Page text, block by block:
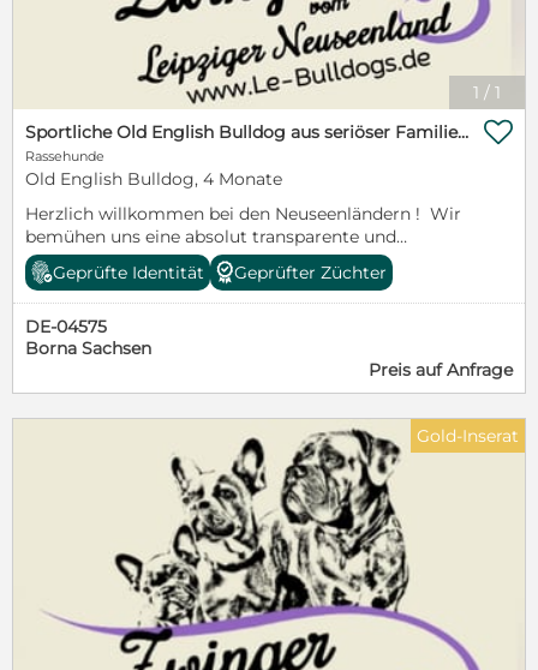
1 / 1
Sportliche Old English Bulldog aus seriöser Familienzucht
Rassehunde
Old English Bulldog, 4 Monate
Herzlich willkommen bei den Neuseenländern ! Wir
bemühen uns eine absolut transparente und
informative Zucht vorzustellen, da wir der Meinung
sind, dass ein seriöser Züchter alles offen darlegen
kann und nichts zu verheimlichen hat. www.Le-
Bulldogs.de Bitte nehmt euch die Zeit zum lesen!!!
Beste Grüße euere Le-Bulldogs.de

Geprüfte Identität Geprüfter Züchter
DE-04575
Borna Sachsen
Preis auf Anfrage
Gold-Inserat